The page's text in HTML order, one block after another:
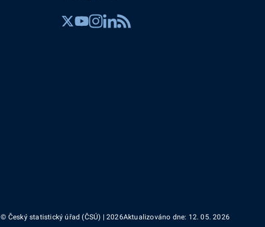
© Český statistický úřad (ČSÚ) | 2026Aktualizováno dne: 12. 05. 2026